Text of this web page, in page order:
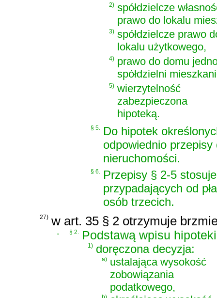
2) spółdzielcze
prawo do lokalu
3) spółdzielcze prawo
lokalu użytkowego,
4) prawo do domu
spółdzielni
5) wierzytelność
zabezpieczona
hipoteką.
§ 5. Do hipotek
odpowiednio
nieruchomości.
§ 6. Przepisy § 2-5
przypadających od
osób trzecich.
27) w art. 35 § 2 otrzymuje
§ 2. Podstawą wpisu
1) doręczona decyzja:
a) ustalająca wysokość
zobowiązania
podatkowego,